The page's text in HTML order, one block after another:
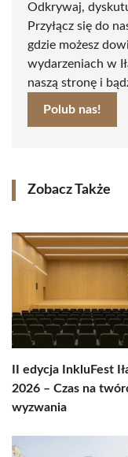
Odkrywaj,
Przyłącz się do
gdzie możesz
wydarzeniach w
naszą stronę i
Polub nas!
Zobacz Także
II edycja InkluFest
2026 – Czas na
wyzwania